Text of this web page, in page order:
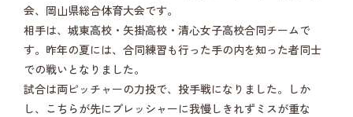
会、岡山県総合体育大会です。
相手は、城東高校・矢掛高校・清心女子高校合同チームで
す。昨年の夏には、合同練習も行った手の内を知った者同士
での戦いとなりました。
試合は両ピッチャーの力投で、投手戦になりました。しか
し、こちらが先にプレッシャーに我慢しきれずミスが重な